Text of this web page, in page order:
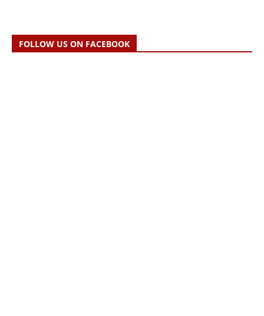
FOLLOW US ON FACEBOOK